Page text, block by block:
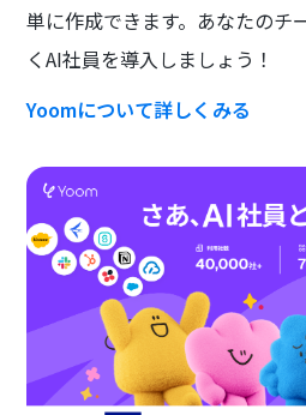
単に作成できます。あなたのチ
くAI社員を導入しましょう！
Yoomについて詳しくみる